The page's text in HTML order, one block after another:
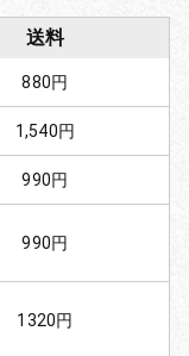
送料
880円
1,540円
990円
990円
1320円